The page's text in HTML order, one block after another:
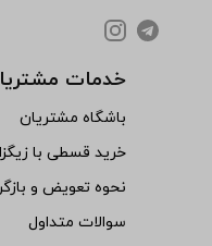
خدمات
باشگاه مشتریان
خرید قسطی با
نحوه تعویض و
سوالات متداول